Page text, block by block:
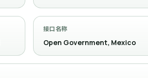
接口名称
Open Government, Mexico